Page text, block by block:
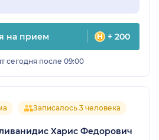
на прием + 200
сегодня после 09:00
Записалось 3 человека
Харис Федорович